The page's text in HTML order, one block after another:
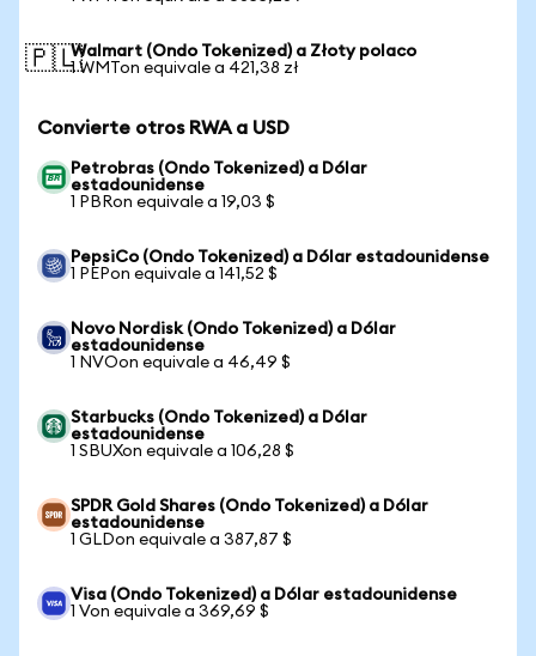
🇵🇱Walmart (Ondo Tokenized) a Złoty polaco
1 WMTon equivale a 421,38 zł
Convierte otros RWA a USD
Petrobras (Ondo Tokenized) a Dólar
estadounidense
1 PBRon equivale a 19,03 $
PepsiCo (Ondo Tokenized) a Dólar estadounidense
1 PEPon equivale a 141,52 $
Novo Nordisk (Ondo Tokenized) a Dólar
estadounidense
1 NVOon equivale a 46,49 $
Starbucks (Ondo Tokenized) a Dólar
estadounidense
1 SBUXon equivale a 106,28 $
SPDR Gold Shares (Ondo Tokenized) a Dólar
estadounidense
1 GLDon equivale a 387,87 $
Visa (Ondo Tokenized) a Dólar estadounidense
1 Von equivale a 369,69 $